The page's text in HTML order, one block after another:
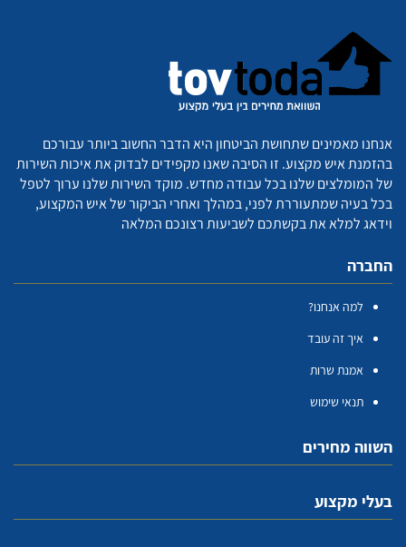
אנחנו מאמינים שתחושת הביטחון היא הדבר החשוב ביותר עבורכם
בהזמנת איש מקצוע. זו הסיבה שאנו מקפידים לבדוק את איכות השירות
של המומלצים שלנו בכל עבודה מחדש. מוקד השירות שלנו ערוך לטפל
בכל בעיה שמתעוררת לפני, במהלך ואחרי הביקור של איש המקצוע,
וידאג למלא את בקשתכם לשביעות רצונכם המלאה
החברה
למה אנחנו?
איך זה עובד
אמנת שרות
תנאי שימוש
השווה מחירים
בעלי מקצוע